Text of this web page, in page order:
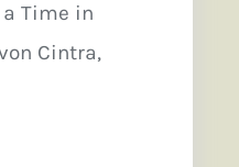
Time in
Cintra,